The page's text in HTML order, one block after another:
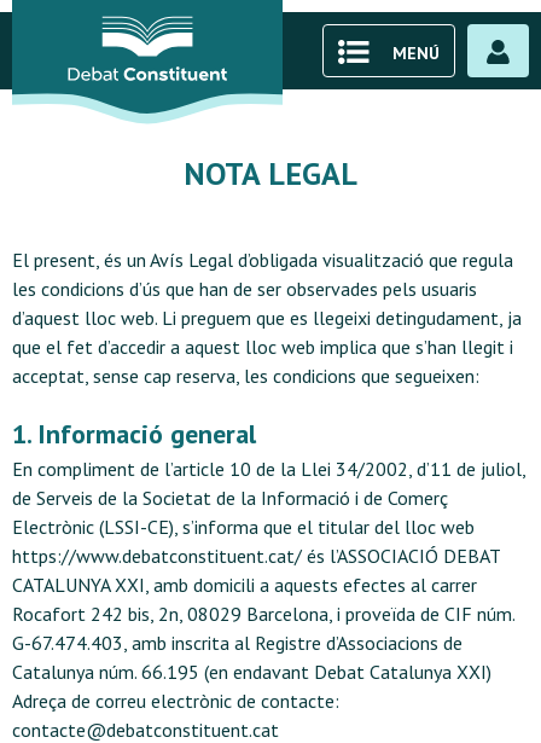
MENÚ
NOTA LEGAL
El present, és un Avís Legal d’obligada visualització que regula
les condicions d’ús que han de ser observades pels usuaris
d’aquest lloc web. Li preguem que es llegeixi detingudament, ja
que el fet d’accedir a aquest lloc web implica que s’han llegit i
acceptat, sense cap reserva, les condicions que segueixen:
1. Informació general
En compliment de l’article 10 de la Llei 34/2002, d’11 de juliol,
de Serveis de la Societat de la Informació i de Comerç
Electrònic (LSSI-CE), s’informa que el titular del lloc web
https://www.debatconstituent.cat/ és l’ASSOCIACIÓ DEBAT
CATALUNYA XXI, amb domicili a aquests efectes al carrer
Rocafort 242 bis, 2n, 08029 Barcelona, i proveïda de CIF núm.
G-67.474.403, amb inscrita al Registre d’Associacions de
Catalunya núm. 66.195 (en endavant Debat Catalunya XXI)
Adreça de correu electrònic de contacte:
contacte@debatconstituent.cat